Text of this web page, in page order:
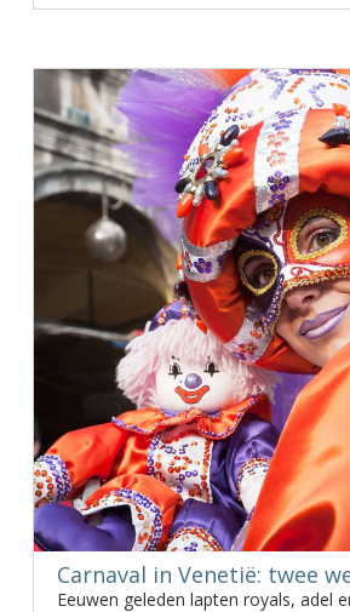
Carnaval in Venetië: twee
Eeuwen geleden lapten royals, adel